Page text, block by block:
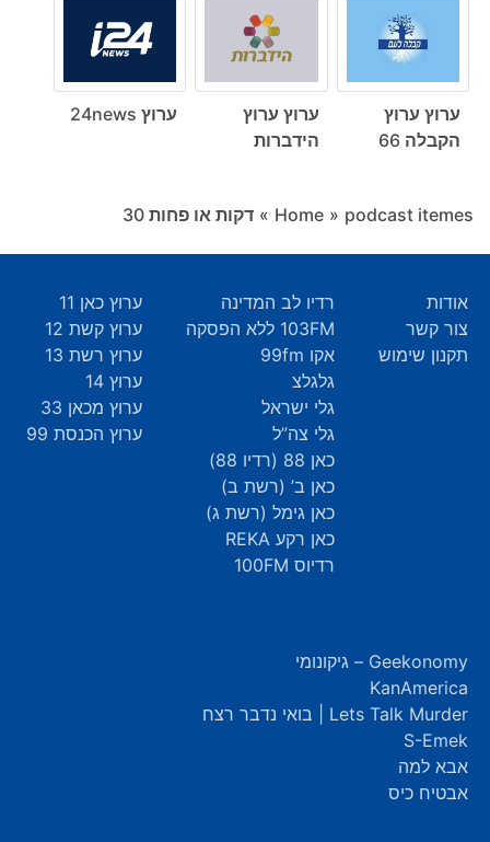
ערוץ ערוץ
הקבלה 66
ערוץ ערוץ
הידברות
ערוץ 24news
Home » podcast itemes
» דקות או פחות ‎30
אודות
צור קשר
תקנון שימוש
רדיו לב המדינה
103FM ללא הפסקה
אקו 99fm
גלגלצ
גלי ישראל
גלי צה”ל
כאן 88 (רדיו 88)
כאן ב’ (רשת ב)
כאן גימל (רשת ג)
כאן רקע REKA
רדיוס 100FM
ערוץ כאן 11
ערוץ קשת 12
ערוץ רשת 13
ערוץ 14
ערוץ מכאן 33
ערוץ הכנסת 99
Geekonomy – גיקונומי
KanAmerica
Lets Talk Murder | בואי נדבר רצח
S-Emek
אבא למה
אבטיח כיס